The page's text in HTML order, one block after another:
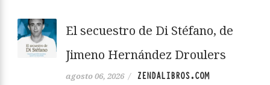
El secuestro de Di Stéfano, de
Jimeno Hernández Droulers
agosto 06, 2026 / ZENDALIBROS.COM